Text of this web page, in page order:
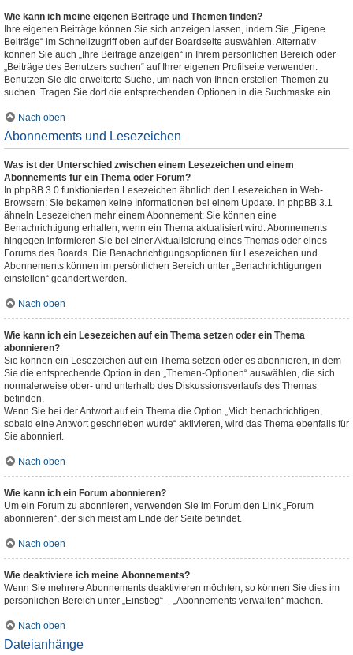
Wie kann ich meine eigenen Beiträge und Themen finden?
Ihre eigenen Beiträge können Sie sich anzeigen lassen, indem Sie „Eigene
Beiträge“ im Schnellzugriff oben auf der Boardseite auswählen. Alternativ
können Sie auch „Ihre Beiträge anzeigen“ in Ihrem persönlichen Bereich oder
„Beiträge des Benutzers suchen“ auf Ihrer eigenen Profilseite verwenden.
Benutzen Sie die erweiterte Suche, um nach von Ihnen erstellen Themen zu
suchen. Tragen Sie dort die entsprechenden Optionen in die Suchmaske ein.
Nach oben
Abonnements und Lesezeichen
Was ist der Unterschied zwischen einem Lesezeichen und einem
Abonnements für ein Thema oder Forum?
In phpBB 3.0 funktionierten Lesezeichen ähnlich den Lesezeichen in Web-
Browsern: Sie bekamen keine Informationen bei einem Update. In phpBB 3.1
ähneln Lesezeichen mehr einem Abonnement: Sie können eine
Benachrichtigung erhalten, wenn ein Thema aktualisiert wird. Abonnements
hingegen informieren Sie bei einer Aktualisierung eines Themas oder eines
Forums des Boards. Die Benachrichtigungsoptionen für Lesezeichen und
Abonnements können im persönlichen Bereich unter „Benachrichtigungen
einstellen“ geändert werden.
Nach oben
Wie kann ich ein Lesezeichen auf ein Thema setzen oder ein Thema
abonnieren?
Sie können ein Lesezeichen auf ein Thema setzen oder es abonnieren, in dem
Sie die entsprechende Option in den „Themen-Optionen“ auswählen, die sich
normalerweise ober- und unterhalb des Diskussionsverlaufs des Themas
befinden.
Wenn Sie bei der Antwort auf ein Thema die Option „Mich benachrichtigen,
sobald eine Antwort geschrieben wurde“ aktivieren, wird das Thema ebenfalls für
Sie abonniert.
Nach oben
Wie kann ich ein Forum abonnieren?
Um ein Forum zu abonnieren, verwenden Sie im Forum den Link „Forum
abonnieren“, der sich meist am Ende der Seite befindet.
Nach oben
Wie deaktiviere ich meine Abonnements?
Wenn Sie mehrere Abonnements deaktivieren möchten, so können Sie dies im
persönlichen Bereich unter „Einstieg“ – „Abonnements verwalten“ machen.
Nach oben
Dateianhänge